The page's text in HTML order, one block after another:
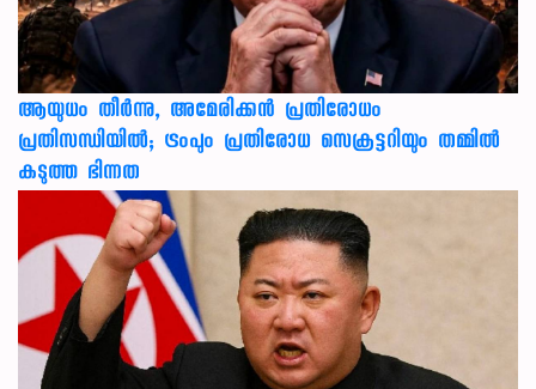
ആയുധം തീർന്നു, അമേരിക്കൻ പ്രതിരോധം
പ്രതിസന്ധിയിൽ; ട്രംപും പ്രതിരോധ സെക്രട്ടറിയും തമ്മിൽ
കടുത്ത ഭിന്നത